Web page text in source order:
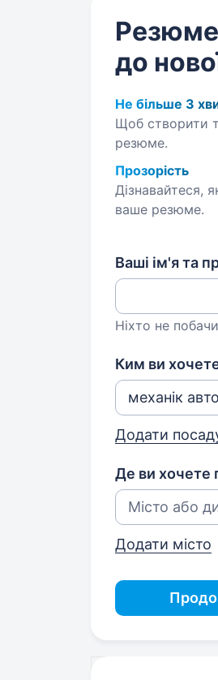
до
Не більше 3
Щоб створити
резюме.
Прозорість
Дізнавайтеся,
ваше резюме.
Ваші ім'я та
Ніхто не
Ким ви
Додати
Де ви хочете
Додати місто